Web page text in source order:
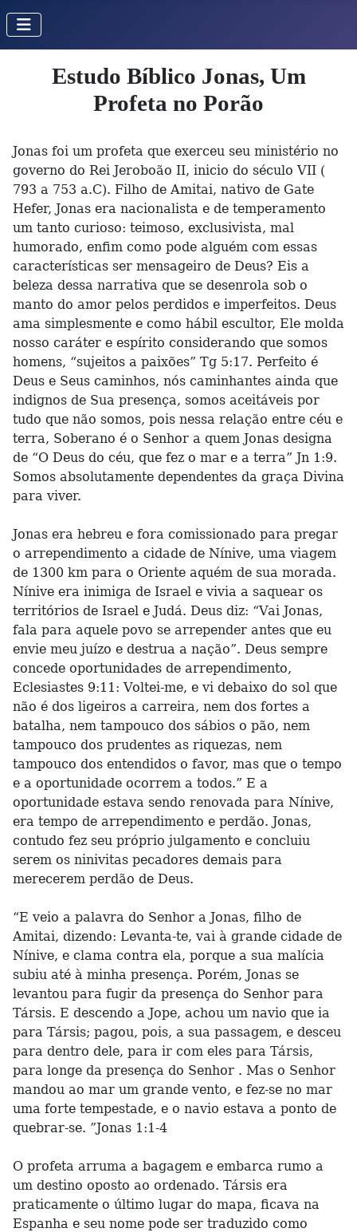
Estudo Bíblico Jonas, Um
Profeta no Porão
Jonas foi um profeta que exerceu seu ministério no
governo do Rei Jeroboão II, inicio do século VII (
793 a 753 a.C). Filho de Amitai, nativo de Gate
Hefer, Jonas era nacionalista e de temperamento
um tanto curioso: teimoso, exclusivista, mal
humorado, enfim como pode alguém com essas
características ser mensageiro de Deus? Eis a
beleza dessa narrativa que se desenrola sob o
manto do amor pelos perdidos e imperfeitos. Deus
ama simplesmente e como hábil escultor, Ele molda
nosso caráter e espírito considerando que somos
homens, “sujeitos a paixões” Tg 5:17. Perfeito é
Deus e Seus caminhos, nós caminhantes ainda que
indignos de Sua presença, somos aceitáveis por
tudo que não somos, pois nessa relação entre céu e
terra, Soberano é o Senhor a quem Jonas designa
de “O Deus do céu, que fez o mar e a terra” Jn 1:9.
Somos absolutamente dependentes da graça Divina
para viver.
Jonas era hebreu e fora comissionado para pregar
o arrependimento a cidade de Nínive, uma viagem
de 1300 km para o Oriente aquém de sua morada.
Nínive era inimiga de Israel e vivia a saquear os
territórios de Israel e Judá. Deus diz: “Vai Jonas,
fala para aquele povo se arrepender antes que eu
envie meu juízo e destrua a nação”. Deus sempre
concede oportunidades de arrependimento,
Eclesiastes 9:11: Voltei-me, e vi debaixo do sol que
não é dos ligeiros a carreira, nem dos fortes a
batalha, nem tampouco dos sábios o pão, nem
tampouco dos prudentes as riquezas, nem
tampouco dos entendidos o favor, mas que o tempo
e a oportunidade ocorrem a todos.” E a
oportunidade estava sendo renovada para Nínive,
era tempo de arrependimento e perdão. Jonas,
contudo fez seu próprio julgamento e concluiu
serem os ninivitas pecadores demais para
merecerem perdão de Deus.
“E veio a palavra do Senhor a Jonas, filho de
Amitai, dizendo: Levanta-te, vai à grande cidade de
Nínive, e clama contra ela, porque a sua malícia
subiu até à minha presença. Porém, Jonas se
levantou para fugir da presença do Senhor para
Társis. E descendo a Jope, achou um navio que ia
para Társis; pagou, pois, a sua passagem, e desceu
para dentro dele, para ir com eles para Társis,
para longe da presença do Senhor . Mas o Senhor
mandou ao mar um grande vento, e fez-se no mar
uma forte tempestade, e o navio estava a ponto de
quebrar-se. ”Jonas 1:1-4
O profeta arruma a bagagem e embarca rumo a
um destino oposto ao ordenado. Társis era
praticamente o último lugar do mapa, ficava na
Espanha e seu nome pode ser traduzido como